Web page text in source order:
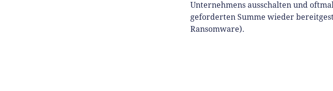
Unternehmens ausschalten und
geforderten Summe wieder
Ransomware).